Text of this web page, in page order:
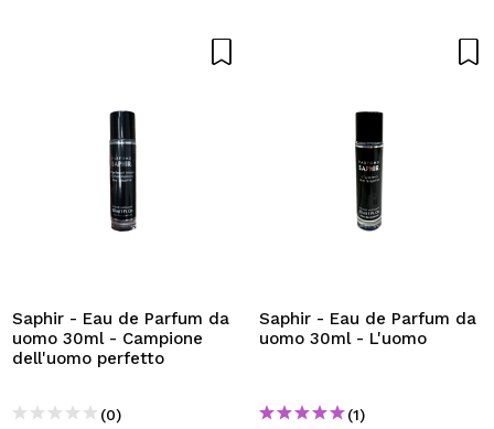
Saphir - Eau de Parfum da
uomo 30ml - Campione
dell'uomo perfetto
(0)
Saphir - Eau de Parfum da
uomo 30ml - L'uomo
(1)